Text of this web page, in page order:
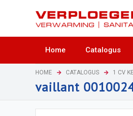
Home Catalogus
HOME CATALOGUS 1 CV
vaillant